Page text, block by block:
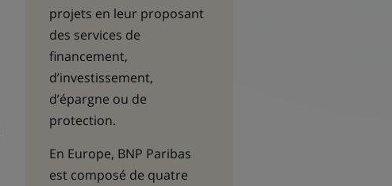
projets en leur proposant
des services de
financement,
d’investissement,
d’épargne ou de
protection.
En Europe, BNP Paribas
est composé de quatre